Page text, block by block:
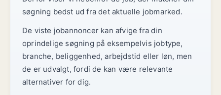
søgning bedst ud fra det aktuelle jobmarked.
De viste jobannoncer kan afvige fra din
oprindelige søgning på eksempelvis jobtype,
branche, beliggenhed, arbejdstid eller løn, men
de er udvalgt, fordi de kan være relevante
alternativer for dig.